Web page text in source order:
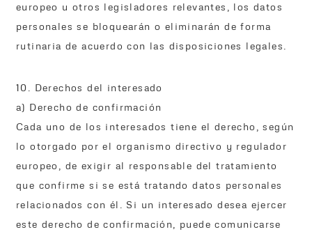
europeo u otros legisladores relevantes, los datos
personales se bloquearán o eliminarán de forma
rutinaria de acuerdo con las disposiciones legales.
10. Derechos del interesado
a) Derecho de confirmación
Cada uno de los interesados tiene el derecho, según
lo otorgado por el organismo directivo y regulador
europeo, de exigir al responsable del tratamiento
que confirme si se está tratando datos personales
relacionados con él. Si un interesado desea ejercer
este derecho de confirmación, puede comunicarse